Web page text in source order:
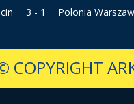
3 - 1 Polonia
COPYRIGHT